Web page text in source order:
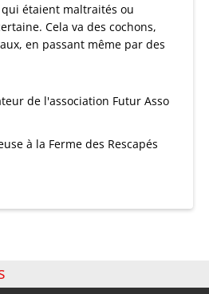
étaient maltraités ou
Cela va des cochons,
en passant même par des
de l'association Futur Asso
à la Ferme des Rescapés